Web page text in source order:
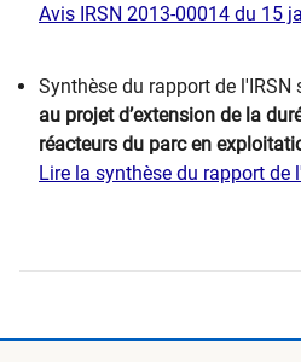
Avis IRSN 2013-00014 du 15
Synthèse du rapport de l'IRSN
au projet d’extension de la
réacteurs du parc en
Lire la synthèse du rapport de